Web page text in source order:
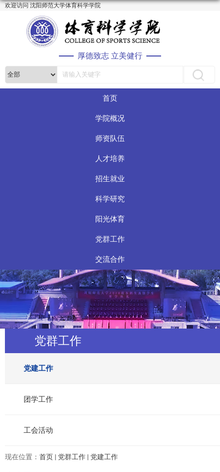
欢迎访问 沈阳师范大学体育科学学院
厚德致志 立美健行
首页
学院概况
师资队伍
人才培养
招生就业
科学研究
阳光体育
党群工作
交流合作
党群工作
党建工作
团学工作
工会活动
现在位置： 首页 党群工作 党建工作